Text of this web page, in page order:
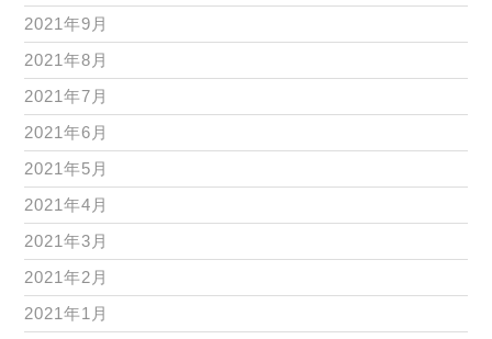
2021年9月
2021年8月
2021年7月
2021年6月
2021年5月
2021年4月
2021年3月
2021年2月
2021年1月